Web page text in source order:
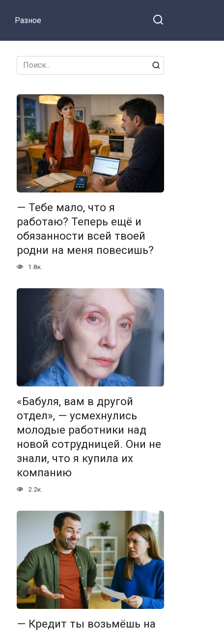
Разное
Search
for:
— Тебе мало, что я
работаю? Теперь ещё и
обязанности всей твоей
родни на меня повесишь?
1.8к.
«Бабуля, вам в другой
отдел», — усмехнулись
молодые работники над
новой сотрудницей. Они не
знали, что я купила их
компанию
2.2к.
— Кредит ты возьмёшь на